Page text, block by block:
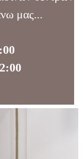
μας...